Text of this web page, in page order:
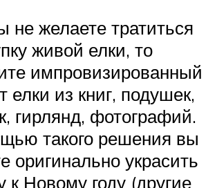
не желаете тратиться
живой елки, то
импровизированный
елки из книг, подушек,
гирлянд, фотографий.
такого решения вы
оригинально украсить
к Новому году (другие